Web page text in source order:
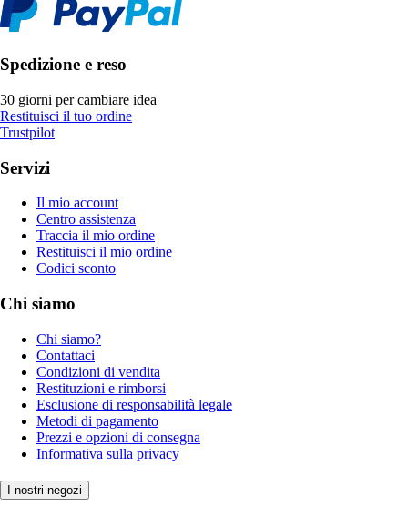
Spedizione e reso
30 giorni per cambiare idea
Restituisci il tuo ordine
Trustpilot
Servizi
Il mio account
Centro assistenza
Traccia il mio ordine
Restituisci il mio ordine
Codici sconto
Chi siamo
Chi siamo?
Contattaci
Condizioni di vendita
Restituzioni e rimborsi
Esclusione di responsabilità legale
Metodi di pagamento
Prezzi e opzioni di consegna
Informativa sulla privacy
I nostri negozi